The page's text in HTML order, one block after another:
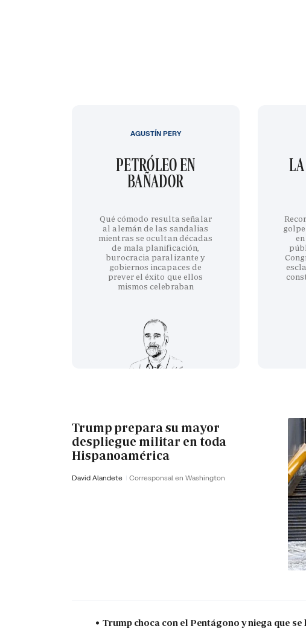
PETRÓLEO EN
BAÑADOR
Qué cómodo resulta señalar
al alemán de las sandalias
mientras se ocultan décadas
de mala planificación,
burocracia paralizante y
gobiernos incapaces de
prever el éxito que ellos
mismos celebraban
AGUSTÍN PERY
Trump prepara su mayor
despliegue militar en toda
Hispanoamérica
David Alandete Corresponsal en Washington
Trump choca con el Pentágono y niega que